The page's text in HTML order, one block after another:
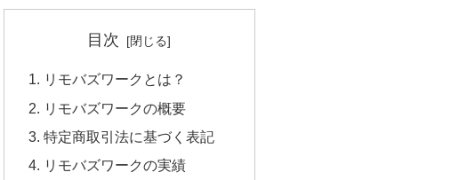
目次
リモバズワークとは？
リモバズワークの概要
特定商取引法に基づく表記
リモバズワークの実績